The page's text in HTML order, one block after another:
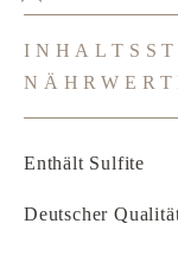
Enthält Sulfite
Deutscher